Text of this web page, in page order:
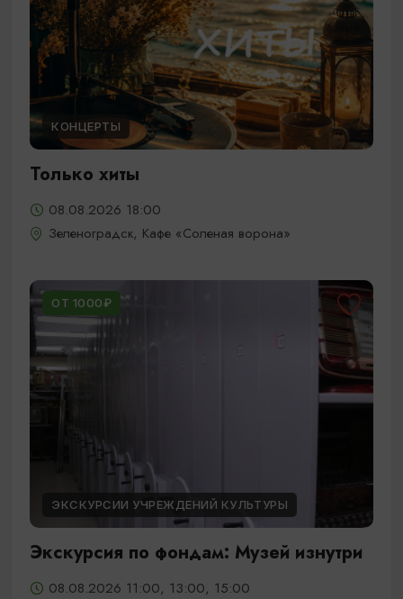
КОНЦЕРТЫ
Только хиты
08.08.2026 18:00
Зеленоградск, Кафе «Соленая ворона»
ОТ 1000₽
ЭКСКУРСИИ УЧРЕЖДЕНИЙ КУЛЬТУРЫ
Экскурсия по фондам: Музей изнутри
08.08.2026 11:00, 13:00, 15:00